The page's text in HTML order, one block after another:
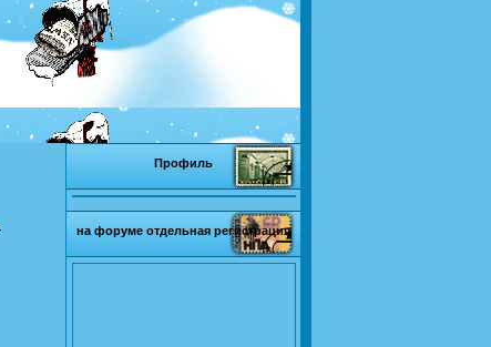
Профиль
на форуме отдельная регистрация